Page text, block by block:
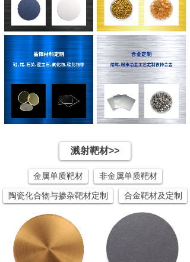
溅射靶材>>
陶瓷化合物与掺杂靶材定制 合金靶材及定制
金属单质靶材 非金属单质靶材